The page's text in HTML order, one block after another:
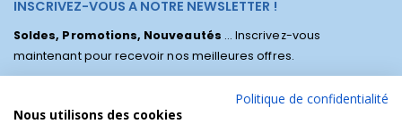
INSCRIVEZ-VOUS A NOTRE NEWSLETTER !
Soldes, Promotions, Nouveautés ... Inscrivez-vous
maintenant pour recevoir nos meilleures offres.
Politique de confidentialité
Nous utilisons des cookies